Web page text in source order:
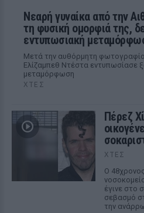
Νεαρή γυναίκα από την
τη φυσική ομορφιά της,
εντυπωσιακή
Μετά την αυθόρμητη
Ελίζαμπεθ Ντέστα εντυπωσίασε
μεταμόρφωση
ΧΤΕΣ
Πέρεζ
ΧΤΕΣ
Ο
έγινε στο
σεβασμό
την